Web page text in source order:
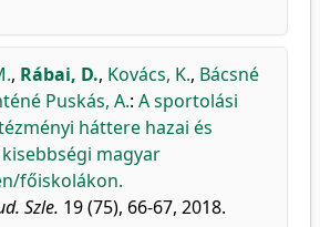
, Rábai, D., Kovács, K., Bácsné
Puskás, A.: A sportolási
háttere hazai és
magyar
főiskolákon.
Szle. 19 (75), 66-67, 2018.